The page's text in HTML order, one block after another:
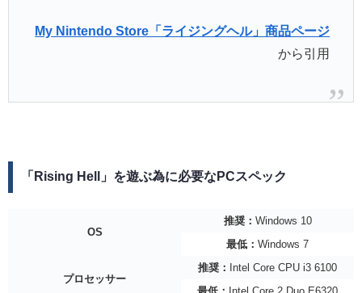
My Nintendo Store「ライジングヘル」商品ページ
から引用
「Rising Hell」を遊ぶ為に必要なPCスペック
OS
推奨： Windows 10
最低： Windows 7
プロセッサー
推奨： Intel Core CPU i3 6100